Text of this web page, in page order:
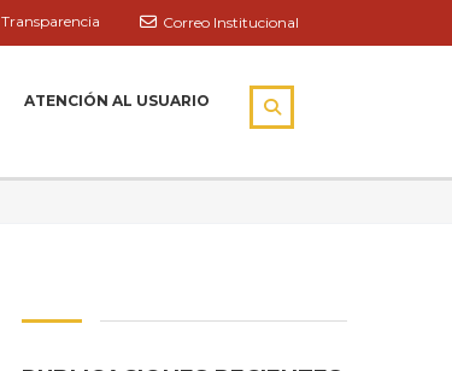
Correo Institucional
Transparencia
ATENCIÓN AL USUARIO